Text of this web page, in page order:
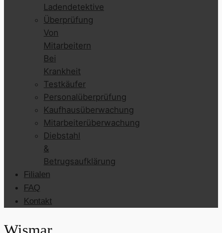
Ladendetektive
Überprüfung
Von
Mitarbeitern
Bei
Krankheit
Testkäufer
Personalüberprüfung
Kaufhausüberwachung
Mitarbeiterüberwachung
Diebstahl
&
Betrugsaufklärung
Filialen
FAQ
Kontakt